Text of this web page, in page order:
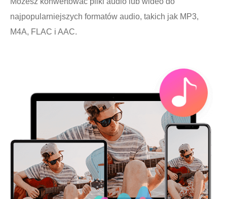
najpopularniejszych formatów audio, takich jak MP3,
M4A, FLAC i AAC.